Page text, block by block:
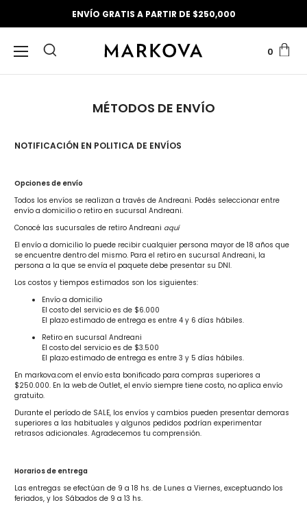
ENVÍO GRATIS A PARTIR DE $250,000
0
MÉTODOS DE ENVÍO
NOTIFICACIÓN EN POLITICA DE ENVÍOS
Opciones de envío
Todos los envíos se realizan a través de Andreani. Podés seleccionar entre
envío a domicilio o retiro en sucursal Andreani.
Conocé las sucursales de retiro Andreani aquí
El envío a domicilio lo puede recibir cualquier persona mayor de 18 años que
se encuentre dentro del mismo. Para el retiro en sucursal Andreani, la
persona a la que se envía el paquete debe presentar su DNI.
Los costos y tiempos estimados son los siguientes:
Envío a domicilio
El costo del servicio es de $6.000
El plazo estimado de entrega es entre 4 y 6 días hábiles.
Retiro en sucursal Andreani
El costo del servicio es de $3.500
El plazo estimado de entrega es entre 3 y 5 días hábiles.
En markova.com el envío esta bonificado para compras superiores a
$250.000. En la web de Outlet, el envío siempre tiene costo, no aplica envío
gratuito.
Durante el período de SALE, los envíos y cambios pueden presentar demoras
superiores a las habituales y algunos pedidos podrían experimentar
retrasos adicionales. Agradecemos tu comprensión.
Horarios de entrega
Las entregas se efectúan de 9 a 18 hs. de Lunes a Viernes, exceptuando los
feriados, y los Sábados de 9 a 13 hs.